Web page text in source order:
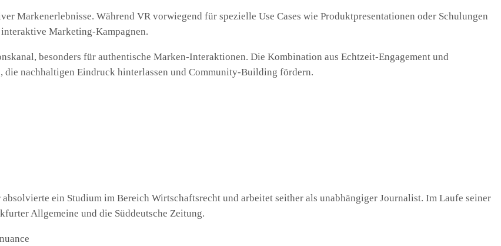
Markenerlebnisse. Während VR vorwiegend für spezielle Use Cases wie Produktpresentationen oder Schulungen
Marketing-Kampagnen.
besonders für authentische Marken-Interaktionen. Die Kombination aus Echtzeit-Engagement und
nachhaltigen Eindruck hinterlassen und Community-Building fördern.
ein Studium im Bereich Wirtschaftsrecht und arbeitet seither als unabhängiger Journalist. Im Laufe seiner
Allgemeine und die Süddeutsche Zeitung.